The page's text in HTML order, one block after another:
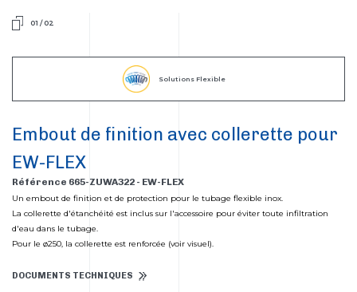
01 / 02
Solutions Flexible
Embout de finition avec collerette pour
EW-FLEX
Référence 665-ZUWA322 - EW-FLEX
Un embout de finition et de protection pour le tubage flexible inox.
La collerette d'étanchéité est inclus sur l'accessoire pour éviter toute infiltration
d'eau dans le tubage.
Pour le ø250, la collerette est renforcée (voir visuel).
DOCUMENTS TECHNIQUES